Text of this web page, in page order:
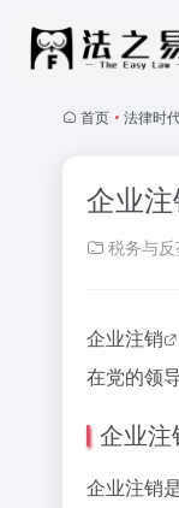
首页 • 法律时
企业
税务与
企业注销
在党的领
企业
企业注销